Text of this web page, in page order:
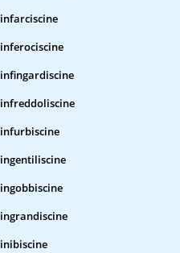
infarciscine
inferociscine
infingardiscine
infreddoliscine
infurbiscine
ingentiliscine
ingobbiscine
ingrandiscine
inibiscine